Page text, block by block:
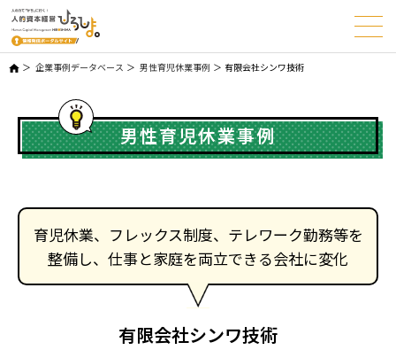
企業事例データベース 男性育児休業事例 有限会社シンワ技術
男性育児休業事例
育児休業、フレックス制度、テレワーク勤務等を
整備し、仕事と家庭を両立できる会社に変化
有限会社シンワ技術